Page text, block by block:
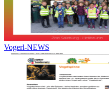
Vogerl-NEWS